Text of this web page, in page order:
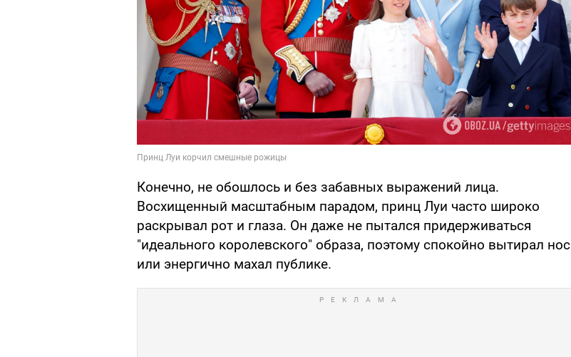
Конечно, не обошлось и без забавных выражений лица.
Восхищенный масштабным парадом, принц Луи часто широко
раскрывал рот и глаза. Он даже не пытался придерживаться
"идеального королевского" образа, поэтому спокойно вытирал нос
или энергично махал публике.